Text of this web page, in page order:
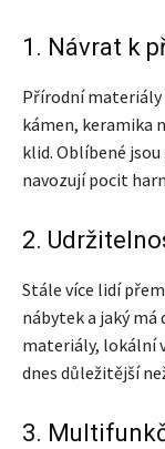
1. Návrat k
Přírodní materiály
kámen, keramika
klid. Oblíbené
navozují pocit
2.
Stále více lidí
nábytek a jaký má
materiály, lokální
dnes důležitější
3.